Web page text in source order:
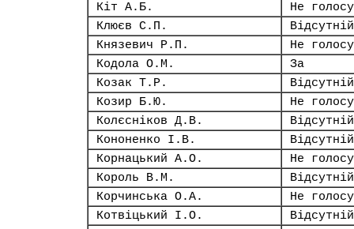
Кіт А.Б.
Не
Клюєв С.П.
Відсутній
Князевич Р.П.
Не
Кодола О.М.
За
Козак Т.Р.
Відсутній
Козир Б.Ю.
Не
Колєсніков Д.В.
Відсутній
Кононенко І.В.
Відсутній
Корнацький А.О.
Не
Король В.М.
Відсутній
Корчинська О.А.
Не
Котвіцький І.О.
Відсутній